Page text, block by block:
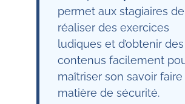
permet aux stagiaires de
réaliser des exercices
ludiques et d’obtenir des
contenus facilement
maîtriser son savoir faire
matière de sécurité.